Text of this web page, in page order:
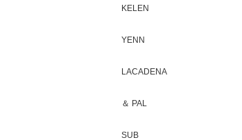
KELEN
YENN
LACADENA
＆ PAL
SUB